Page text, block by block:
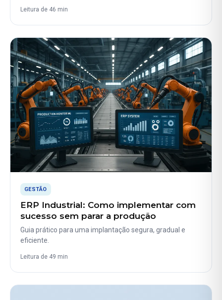
Leitura de 46 min
GESTÃO
ERP Industrial: Como implementar com
sucesso sem parar a produção
Guia prático para uma implantação segura, gradual e
eficiente.
Leitura de 49 min